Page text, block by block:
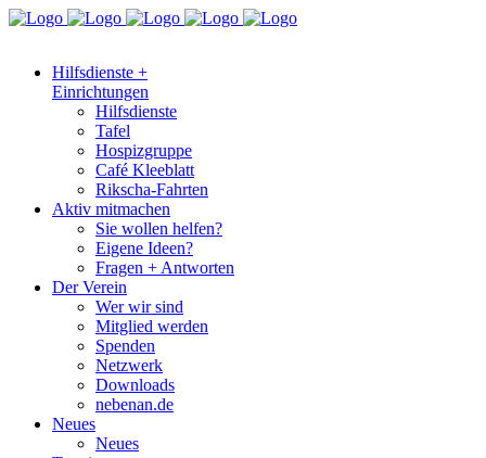
Hilfsdienste +
Einrichtungen
Hilfsdienste
Tafel
Hospizgruppe
Café Kleeblatt
Rikscha-Fahrten
Aktiv mitmachen
Sie wollen helfen?
Eigene Ideen?
Fragen + Antworten
Der Verein
Wer wir sind
Mitglied werden
Spenden
Netzwerk
Downloads
nebenan.de
Neues
Neues